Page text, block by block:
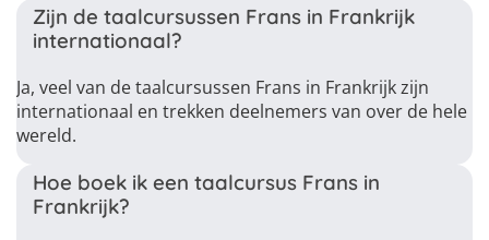
Zijn de taalcursussen Frans in Frankrijk
internationaal?
Ja, veel van de taalcursussen Frans in Frankrijk zijn
internationaal en trekken deelnemers van over de hele
wereld.
Hoe boek ik een taalcursus Frans in
Frankrijk?